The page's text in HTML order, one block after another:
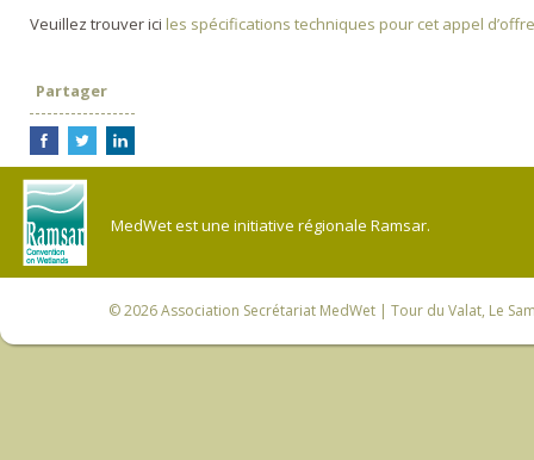
Veuillez trouver ici les spécifications techniques pour cet appel
Partager
MedWet est une initiative régionale Ramsar.
© 2026Association Secrétariat MedWet | Tour du Valat, Le